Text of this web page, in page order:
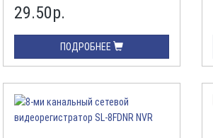
29.50р.
ПОДРОБНЕЕ